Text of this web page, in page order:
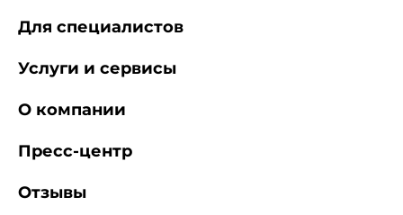
Для специалистов
Услуги и сервисы
О компании
Пресс-центр
Отзывы